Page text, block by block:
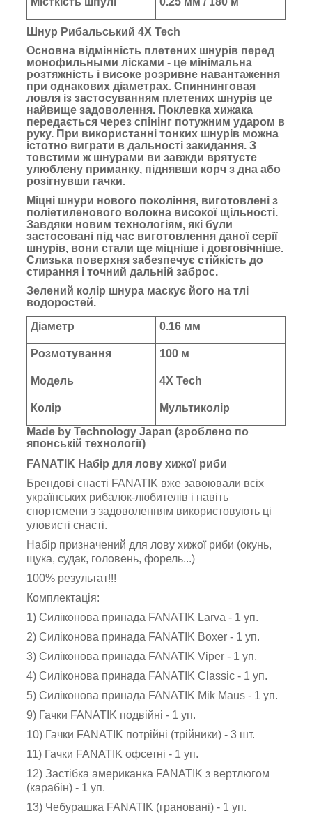
Шнур Рибальський 4X Tech
Основна відмінність плетених шнурів перед
монофильными лісками - це мінімальна
розтяжність і високе розривне навантаження
при однакових діаметрах. Спиннинговая
ловля із застосуванням плетених шнурів це
найвище задоволення. Поклевка хижака
передається через спінінг потужним ударом в
руку. При використанні тонких шнурів можна
істотно виграти в дальності закидання. З
товстими ж шнурами ви завжди врятуєте
улюблену приманку, піднявши корч з дна або
розігнувши гачки.
Міцні шнури нового покоління, виготовлені з
поліетиленового волокна високої щільності.
Завдяки новим технологіям, які були
застосовані під час виготовлення даної серії
шнурів, вони стали ще міцніше і довговічніше.
Слизька поверхня забезпечує стійкість до
стирання і точний дальній заброс.
Зелений колір шнура маскує його на тлі
водоростей.
Діаметр
0.16 мм
Розмотування 100 м
Модель 4X Tech
Колір
Мультиколір
Made by Technology Japan (зроблено по
японській технології)
FANATIK Набір для лову хижої риби
Брендові снасті FANATIK вже завоювали всіх
українських рибалок-любителів і навіть
спортсмени з задоволенням використовують ці
уловисті снасті.
Набір призначений для лову хижої риби (окунь,
щука, судак, головень, форель...)
100% результат!!!
Комплектація:
1) Силіконова принада FANATIK Larva - 1 уп.
2) Силіконова принада FANATIK Boxer - 1 уп.
3) Силіконова принада FANATIK Viper - 1 уп.
4) Силіконова принада FANATIK Classic - 1 уп.
5) Силіконова принада FANATIK Mik Maus - 1 уп.
9) Гачки FANATIK подвійні - 1 уп.
10) Гачки FANATIK потрійні (трійники) - 3 шт.
11) Гачки FANATIK офсетні - 1 уп.
12) Застібка американка FANATIK з вертлюгом
(карабін) - 1 уп.
13) Чебурашка FANATIK (грановані) - 1 уп.